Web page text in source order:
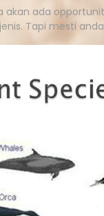
akan ada
Tapi mesti